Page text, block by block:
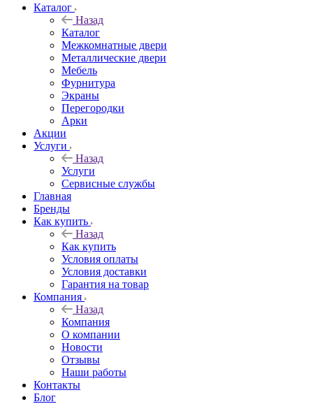
Каталог
Назад
Каталог
Межкомнатные двери
Металлические двери
Мебель
Фурнитура
Экраны
Перегородки
Арки
Акции
Услуги
Назад
Услуги
Сервисные службы
Главная
Бренды
Как купить
Назад
Как купить
Условия оплаты
Условия доставки
Гарантия на товар
Компания
Назад
Компания
О компании
Новости
Отзывы
Наши работы
Контакты
Блог